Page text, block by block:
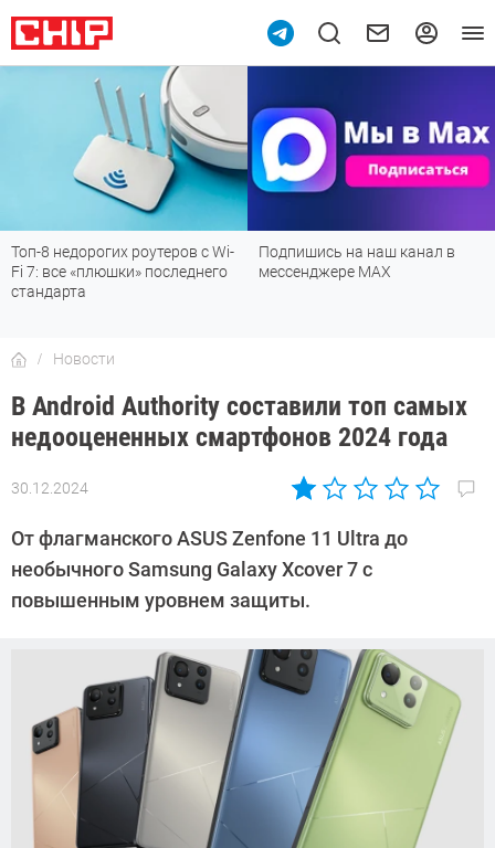
Топ-8 недорогих роутеров с Wi-
Fi 7: все «плюшки» последнего
стандарта
Подпишись на наш канал в
мессенджере МАХ
Новости
В Android Authority составили топ самых
недооцененных смартфонов 2024 года
30.12.2024
Автор:
Калашников
От флагманского ASUS Zenfone 11 Ultra до
необычного Samsung Galaxy Xcover 7 с
повышенным уровнем защиты.